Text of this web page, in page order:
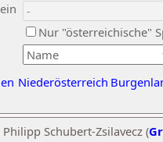
Nur "österreichische"
Niederösterreich
Schubert-Zsilavecz (